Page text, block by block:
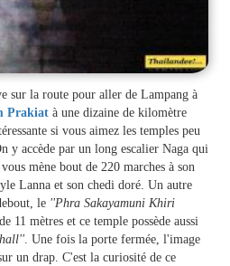
sur la route pour aller de Lampang à
Prakiat à une dizaine de kilomètre
si vous aimez les temples peu
y accède par un long escalier Naga qui
mène bout de 220 marches à son
Lanna et son chedi doré. Un autre
le ''Phra Sakayamuni Khiri
11 mètres et ce temple possède aussi
. Une fois la porte fermée, l'image
un drap. C'est la curiosité de ce